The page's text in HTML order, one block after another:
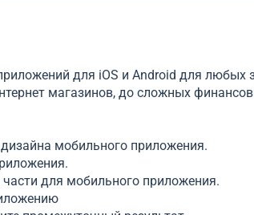
для iOS и Android для любых
магазинов, до сложных
мобильного приложения.
для мобильного приложения.